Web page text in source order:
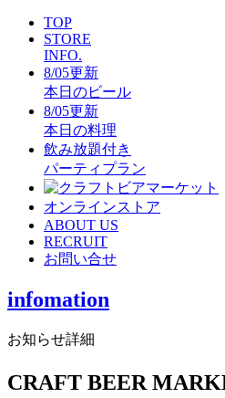
TOP
STORE
INFO.
8/05更新
本日のビール
8/05更新
本日の料理
飲み放題付き
パーティプラン
オンラインストア
ABOUT US
RECRUIT
お問い合せ
infomation
お知らせ詳細
CRAFT BEER